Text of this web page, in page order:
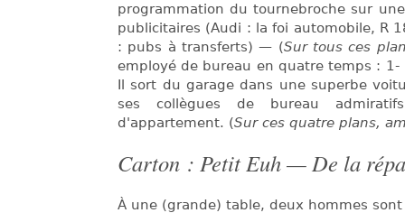
programmation du tournebroche sur
publicitaires (Audi : la foi automobile, R
: pubs à transferts) — (Sur tous ces
employé de bureau en quatre temps :
Il sort du garage dans une superbe
ses collègues de bureau
d'appartement. (Sur ces quatre plans,
Carton : Petit Euh — De la
À une (grande) table, deux hommes